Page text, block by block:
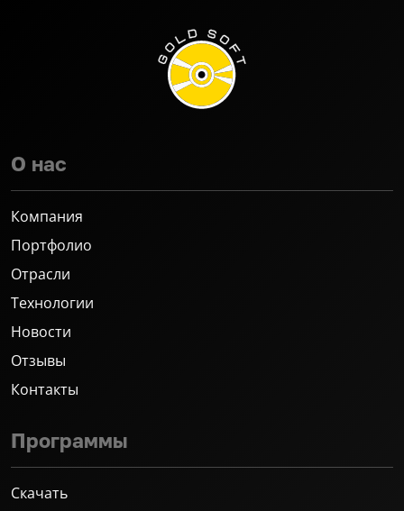
О нас
Компания
Портфолио
Отрасли
Технологии
Новости
Отзывы
Контакты
Программы
Скачать